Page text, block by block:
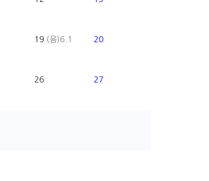
19 (음)6.1 20
26 27